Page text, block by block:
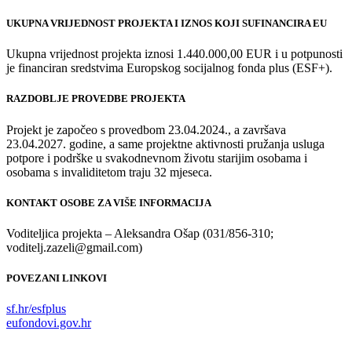
UKUPNA VRIJEDNOST PROJEKTA I IZNOS KOJI SUFINANCIRA EU
Ukupna vrijednost projekta iznosi 1.440.000,00 EUR i u potpunosti
je financiran sredstvima Europskog socijalnog fonda plus (ESF+).
RAZDOBLJE PROVEDBE PROJEKTA
Projekt je započeo s provedbom 23.04.2024., a završava
23.04.2027. godine, a same projektne aktivnosti pružanja usluga
potpore i podrške u svakodnevnom životu starijim osobama i
osobama s invaliditetom traju 32 mjeseca.
KONTAKT OSOBE ZA VIŠE INFORMACIJA
Voditeljica projekta – Aleksandra Ošap (031/856-310;
voditelj.zazeli@gmail.com)
POVEZANI LINKOVI
sf.hr/esfplus
eufondovi.gov.hr